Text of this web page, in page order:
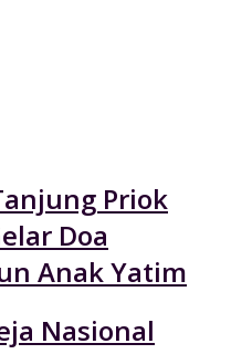
Priok
Doa
Anak Yatim
Nasional